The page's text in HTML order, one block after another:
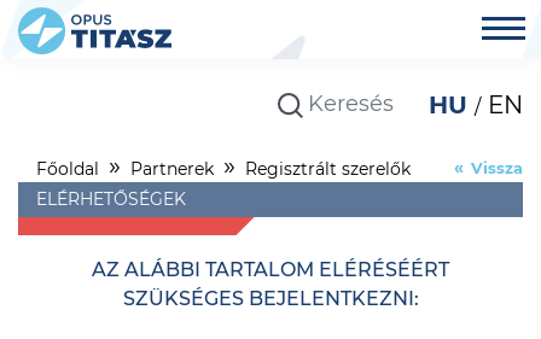
HU EN
Főoldal Partnerek
Regisztrált szerelők
ELÉRHETŐSÉGEK
Vissza
AZ ALÁBBI TARTALOM ELÉRÉSÉÉRT
SZÜKSÉGES BEJELENTKEZNI: